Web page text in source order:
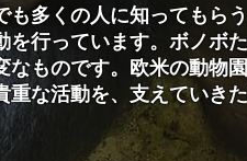
多くの人に知ってもら
を行っています。ボノボ
なものです。欧米の動物
な活動を、支えていき